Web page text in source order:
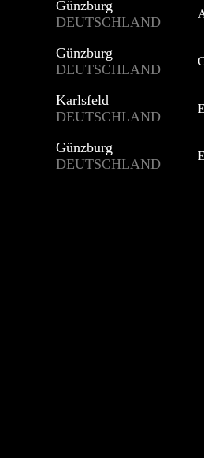
Günzburg
DEUTSCHLAND
Günzburg
DEUTSCHLAND
Karlsfeld
DEUTSCHLAND
Günzburg
DEUTSCHLAND